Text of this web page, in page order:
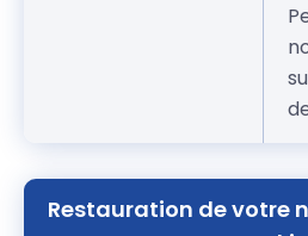
Restauration de votre